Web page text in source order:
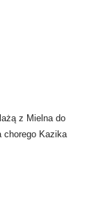
z Mielna do
chorego Kazika